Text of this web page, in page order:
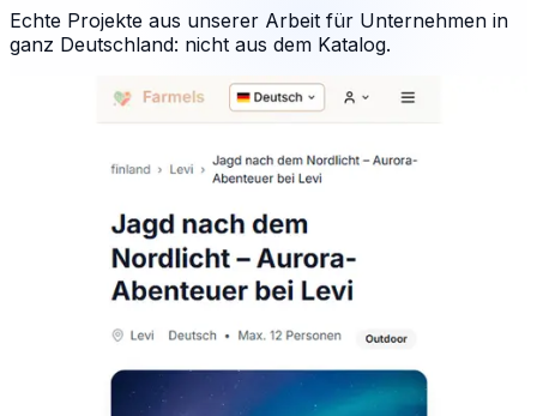
Echte Projekte aus unserer Arbeit für Unternehmen in
ganz Deutschland: nicht aus dem Katalog.